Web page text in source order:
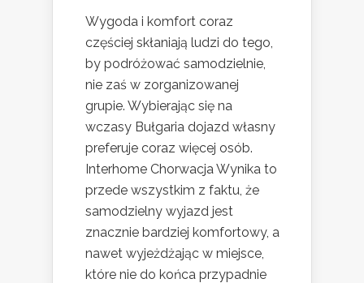
Wygoda i komfort coraz
częściej skłaniają ludzi do tego,
by podróżować samodzielnie,
nie zaś w zorganizowanej
grupie. Wybierając się na
wczasy Bułgaria dojazd własny
preferuje coraz więcej osób.
Interhome Chorwacja Wynika to
przede wszystkim z faktu, że
samodzielny wyjazd jest
znacznie bardziej komfortowy, a
nawet wyjeżdżając w miejsce,
które nie do końca przypadnie